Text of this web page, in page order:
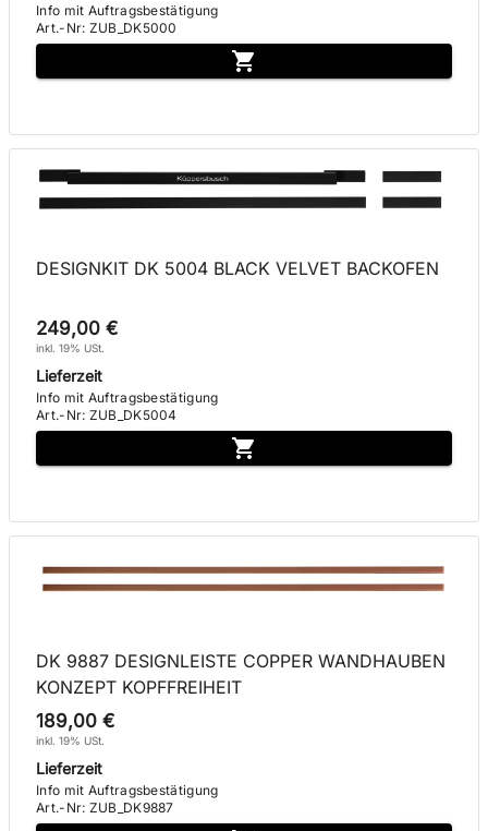
Info mit Auftragsbestätigung
Art.-Nr: ZUB_DK5000
DESIGNKIT DK 5004 BLACK VELVET BACKOFEN
249,00 €
inkl. 19% USt.
Lieferzeit
Info mit Auftragsbestätigung
Art.-Nr: ZUB_DK5004
DK 9887 DESIGNLEISTE COPPER WANDHAUBEN
KONZEPT KOPFFREIHEIT
189,00 €
inkl. 19% USt.
Lieferzeit
Info mit Auftragsbestätigung
Art.-Nr: ZUB_DK9887